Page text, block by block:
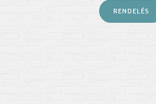
RENDELÉS